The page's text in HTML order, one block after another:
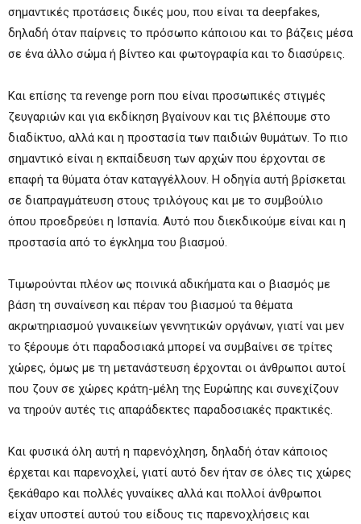
σημαντικές προτάσεις δικές μου, που είναι τα deepfakes,
δηλαδή όταν παίρνεις το πρόσωπο κάποιου και το βάζεις μέσα
σε ένα άλλο σώμα ή βίντεο και φωτογραφία και το διασύρεις.
Και επίσης τα revenge porn που είναι προσωπικές στιγμές
ζευγαριών και για εκδίκηση βγαίνουν και τις βλέπουμε στο
διαδίκτυο, αλλά και η προστασία των παιδιών θυμάτων. Το πιο
σημαντικό είναι η εκπαίδευση των αρχών που έρχονται σε
επαφή τα θύματα όταν καταγγέλλουν. Η οδηγία αυτή βρίσκεται
σε διαπραγμάτευση στους τριλόγους και με το συμβούλιο
όπου προεδρεύει η Ισπανία. Αυτό που διεκδικούμε είναι και η
προστασία από το έγκλημα του βιασμού.
Τιμωρούνται πλέον ως ποινικά αδικήματα και ο βιασμός με
βάση τη συναίνεση και πέραν του βιασμού τα θέματα
ακρωτηριασμού γυναικείων γεννητικών οργάνων, γιατί ναι μεν
το ξέρουμε ότι παραδοσιακά μπορεί να συμβαίνει σε τρίτες
χώρες, όμως με τη μετανάστευση έρχονται οι άνθρωποι αυτοί
που ζουν σε χώρες κράτη-μέλη της Ευρώπης και συνεχίζουν
να τηρούν αυτές τις απαράδεκτες παραδοσιακές πρακτικές.
Και φυσικά όλη αυτή η παρενόχληση, δηλαδή όταν κάποιος
έρχεται και παρενοχλεί, γιατί αυτό δεν ήταν σε όλες τις χώρες
ξεκάθαρο και πολλές γυναίκες αλλά και πολλοί άνθρωποι
είχαν υποστεί αυτού του είδους τις παρενοχλήσεις και